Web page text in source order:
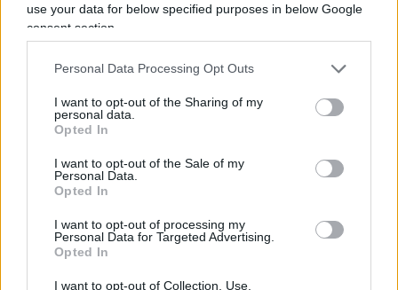
use your data for below specified purposes in below Google
consent section.
Personal Data Processing Opt Outs
I want to opt-out of the Sharing of my
personal data.
Opted In
I want to opt-out of the Sale of my
Personal Data.
Opted In
I want to opt-out of processing my
Personal Data for Targeted Advertising.
Opted In
I want to opt-out of Collection, Use,
I clienti che per le nuove release di Apple lasciano
Facebook vanno verso Google. Questa settimana,
particolare nella sua pubblicità di ricerca e-
commerce. Quella era la stessa categoria che ha
fatto inciampare Meta negli ultimi tre mesi del
2021. A differenza di Meta, Google non dipende
fortemente da Apple per i dati degli utenti.